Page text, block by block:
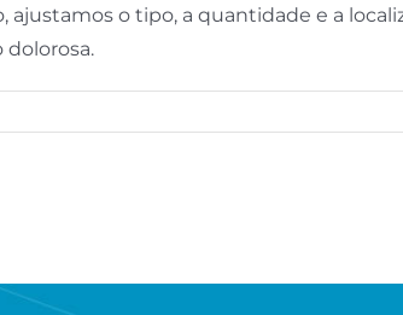
ajustamos o tipo, a quantidade e a